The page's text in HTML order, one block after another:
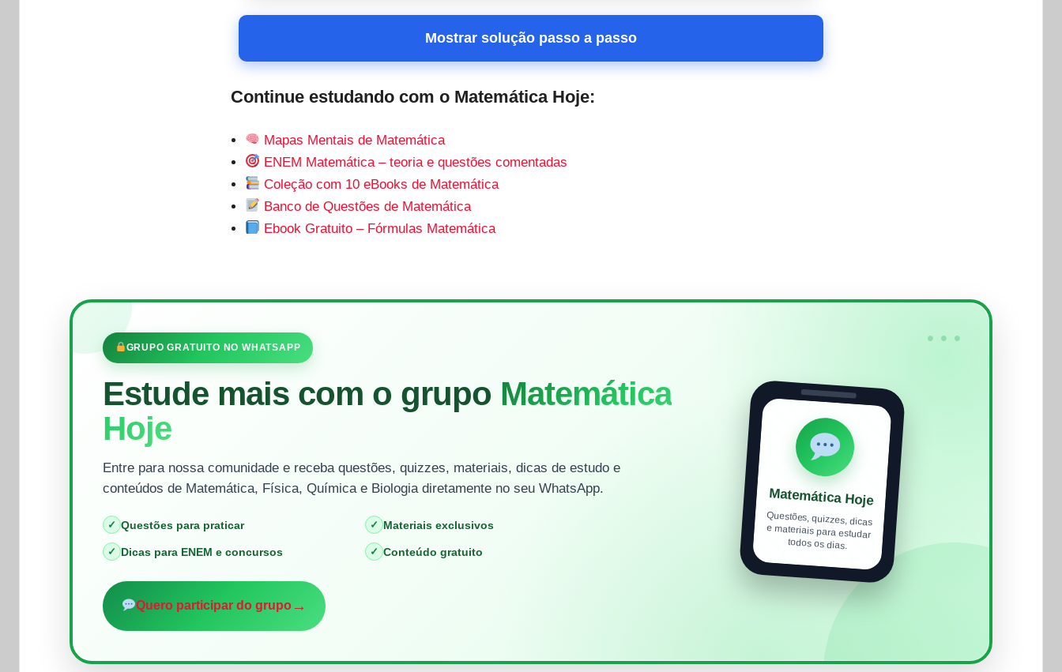
Mostrar solução passo a passo
Continue estudando com o Matemática Hoje:
Mapas Mentais de Matemática
ENEM Matemática – teoria e questões comentadas
Coleção com 10 eBooks de Matemática
Banco de Questões de Matemática
Ebook Gratuito – Fórmulas Matemática
•••
GRUPO GRATUITO NO WHATSAPP
Estude mais com o grupo Matemática
Hoje
Entre para nossa comunidade e receba questões, quizzes, materiais, dicas de estudo e
conteúdos de Matemática, Física, Química e Biologia diretamente no seu WhatsApp.
✓ Questões para praticar ✓ Materiais exclusivos
✓ Dicas para ENEM e concursos ✓ Conteúdo gratuito
Quero participar do grupo→
Matemática Hoje
Questões, quizzes, dicas
e materiais para estudar
todos os dias.